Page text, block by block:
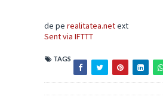
de pe realitatea.netext
Sent via IFTTT
TAGS